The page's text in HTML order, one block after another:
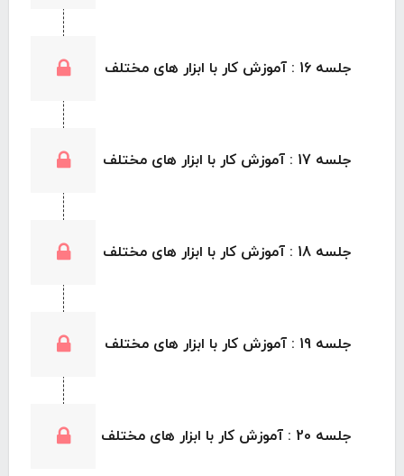
جلسه 16 : آموزش کار با ابزار های مختلف
جلسه 17 : آموزش کار با ابزار های مختلف
جلسه 18 : آموزش کار با ابزار های مختلف
جلسه 19 : آموزش کار با ابزار های مختلف
جلسه 20 : آموزش کار با ابزار های مختلف